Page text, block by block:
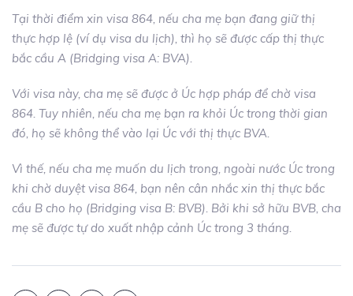
Tại thời điểm xin visa 864, nếu cha mẹ bạn đang giữ thị
thực hợp lệ (ví dụ visa du lịch), thì họ sẽ được cấp thị thực
bắc cầu A (Bridging visa A: BVA).
Với visa này, cha mẹ sẽ được ở Úc hợp pháp để chờ visa
864. Tuy nhiên, nếu cha mẹ bạn ra khỏi Úc trong thời gian
đó, họ sẽ không thể vào lại Úc với thị thực BVA.
Vì thế, nếu cha mẹ muốn du lịch trong, ngoài nước Úc trong
khi chờ duyệt visa 864, bạn nên cân nhắc xin thị thực bắc
cầu B cho họ (Bridging visa B: BVB). Bởi khi sở hữu BVB, cha
mẹ sẽ được tự do xuất nhập cảnh Úc trong 3 tháng.